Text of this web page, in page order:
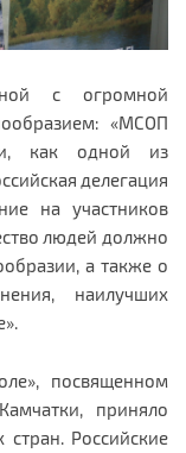
с огромной
«МСОП
как одной из
делегация
на участников
людей должно
а также о
наилучших
посвященном
приняло
Российские